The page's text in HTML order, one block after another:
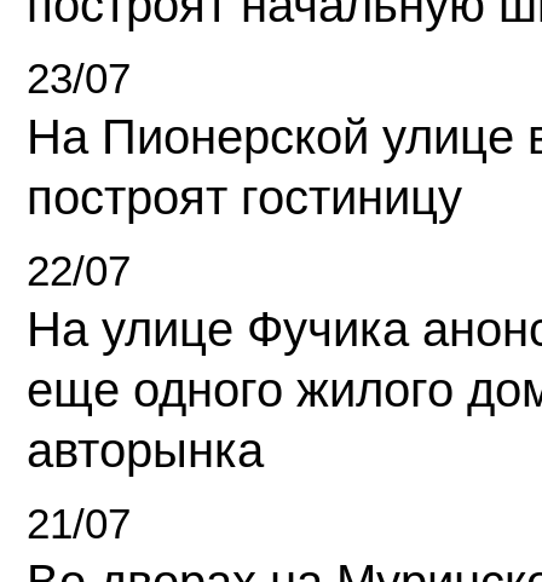
23/07
На Пионерской улице
построят гостиницу
22/07
На улице Фучика
еще одного жилого
авторынка
21/07